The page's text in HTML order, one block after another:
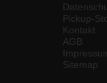
Pickup-
Kontakt
AGB
Sitemap